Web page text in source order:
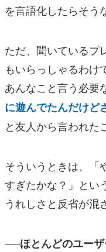
を言語化したらそう
ただ、聞いているプ
もいらっしゃるわけ
あんなこと言う必要
に遊んでたんだけど
と友人から言われた
そういうときは、「
すぎたかな？」とい
うれしさと反省が混
──ほとんどのユー